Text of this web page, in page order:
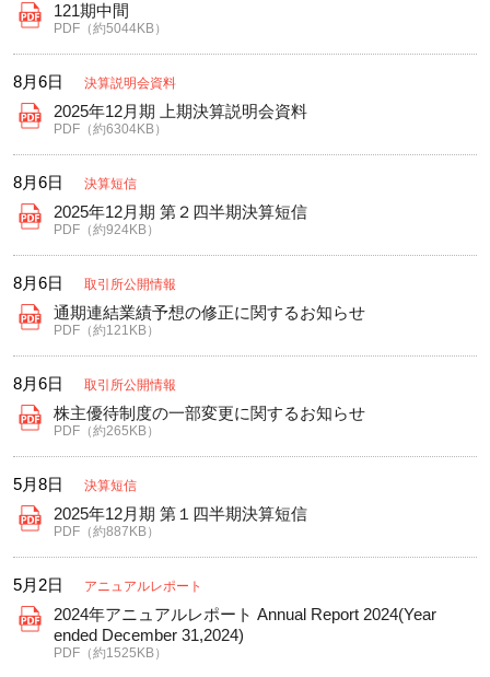
121期中間
PDF（約5044KB）
8月6日 決算説明会資料
2025年12月期 上期決算説明会資料
PDF（約6304KB）
8月6日 決算短信
2025年12月期 第２四半期決算短信
PDF（約924KB）
8月6日 取引所公開情報
通期連結業績予想の修正に関するお知らせ
PDF（約121KB）
8月6日 取引所公開情報
株主優待制度の一部変更に関するお知らせ
PDF（約265KB）
5月8日 決算短信
2025年12月期 第１四半期決算短信
PDF（約887KB）
5月2日 アニュアルレポート
2024年アニュアルレポート Annual Report 2024(Year
ended December 31,2024)
PDF（約1525KB）